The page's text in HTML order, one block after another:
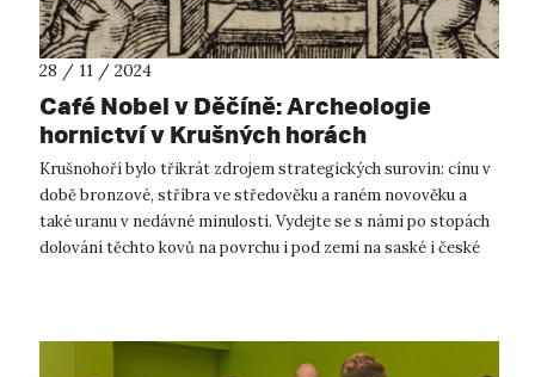
28 / 11 / 2024
Café Nobel v Děčíně: Archeologie
hornictví v Krušných horách
Krušnohoří bylo třikrát zdrojem strategických surovin: cínu v
době bronzové, stříbra ve středověku a raném novověku a
také uranu v nedávné minulosti. Vydejte se s námi po stopách
dolování těchto kovů na povrchu i pod zemí na saské i české